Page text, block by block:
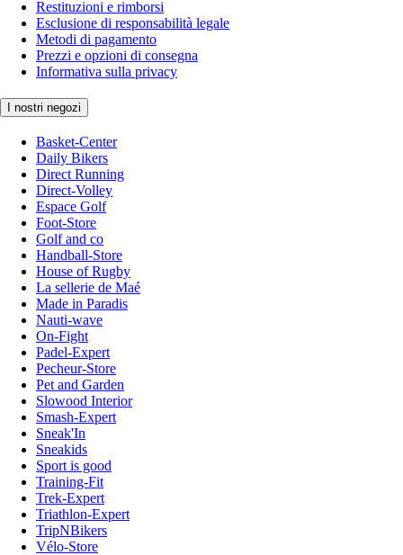
Restituzioni e rimborsi
Esclusione di responsabilità legale
Metodi di pagamento
Prezzi e opzioni di consegna
Informativa sulla privacy
I nostri negozi
Basket-Center
Daily Bikers
Direct Running
Direct-Volley
Espace Golf
Foot-Store
Golf and co
Handball-Store
House of Rugby
La sellerie de Maé
Made in Paradis
Nauti-wave
On-Fight
Padel-Expert
Pecheur-Store
Pet and Garden
Slowood Interior
Smash-Expert
Sneak'In
Sneakids
Sport is good
Training-Fit
Trek-Expert
Triathlon-Expert
TripNBikers
Vélo-Store